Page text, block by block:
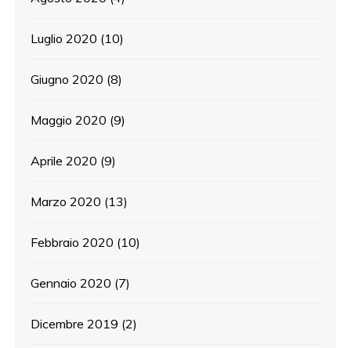
Luglio 2020 (10)
Giugno 2020 (8)
Maggio 2020 (9)
Aprile 2020 (9)
Marzo 2020 (13)
Febbraio 2020 (10)
Gennaio 2020 (7)
Dicembre 2019 (2)